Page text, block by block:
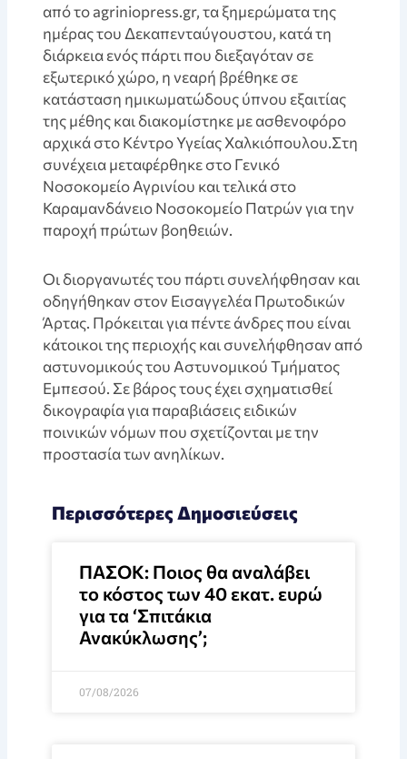
από το agriniopress.gr, τα ξημερώματα της
ημέρας του Δεκαπενταύγουστου, κατά τη
διάρκεια ενός πάρτι που διεξαγόταν σε
εξωτερικό χώρο, η νεαρή βρέθηκε σε
κατάσταση ημικωματώδους ύπνου εξαιτίας
της μέθης και διακομίστηκε με ασθενοφόρο
αρχικά στο Κέντρο Υγείας Χαλκιόπουλου.Στη
συνέχεια μεταφέρθηκε στο Γενικό
Νοσοκομείο Αγρινίου και τελικά στο
Καραμανδάνειο Νοσοκομείο Πατρών για την
παροχή πρώτων βοηθειών.
Οι διοργανωτές του πάρτι συνελήφθησαν και
οδηγήθηκαν στον Εισαγγελέα Πρωτοδικών
Άρτας. Πρόκειται για πέντε άνδρες που είναι
κάτοικοι της περιοχής και συνελήφθησαν από
αστυνομικούς του Αστυνομικού Τμήματος
Εμπεσού. Σε βάρος τους έχει σχηματισθεί
δικογραφία για παραβιάσεις ειδικών
ποινικών νόμων που σχετίζονται με την
προστασία των ανηλίκων.
Περισσότερες Δημοσιεύσεις
ΠΑΣΟΚ: Ποιος θα αναλάβει
το κόστος των 40 εκατ. ευρώ
για τα ‘Σπιτάκια
Ανακύκλωσης’;
07/08/2026